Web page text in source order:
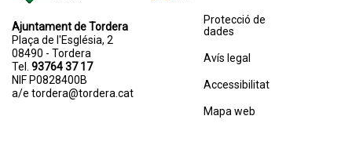
Ajuntament de Tordera
Plaça de l'Església, 2
08490 - Tordera
Tel. 93764 37 17
NIF P0828400B
a/e tordera@tordera.cat
Protecció de
dades
Avís legal
Accessibilitat
Mapa web